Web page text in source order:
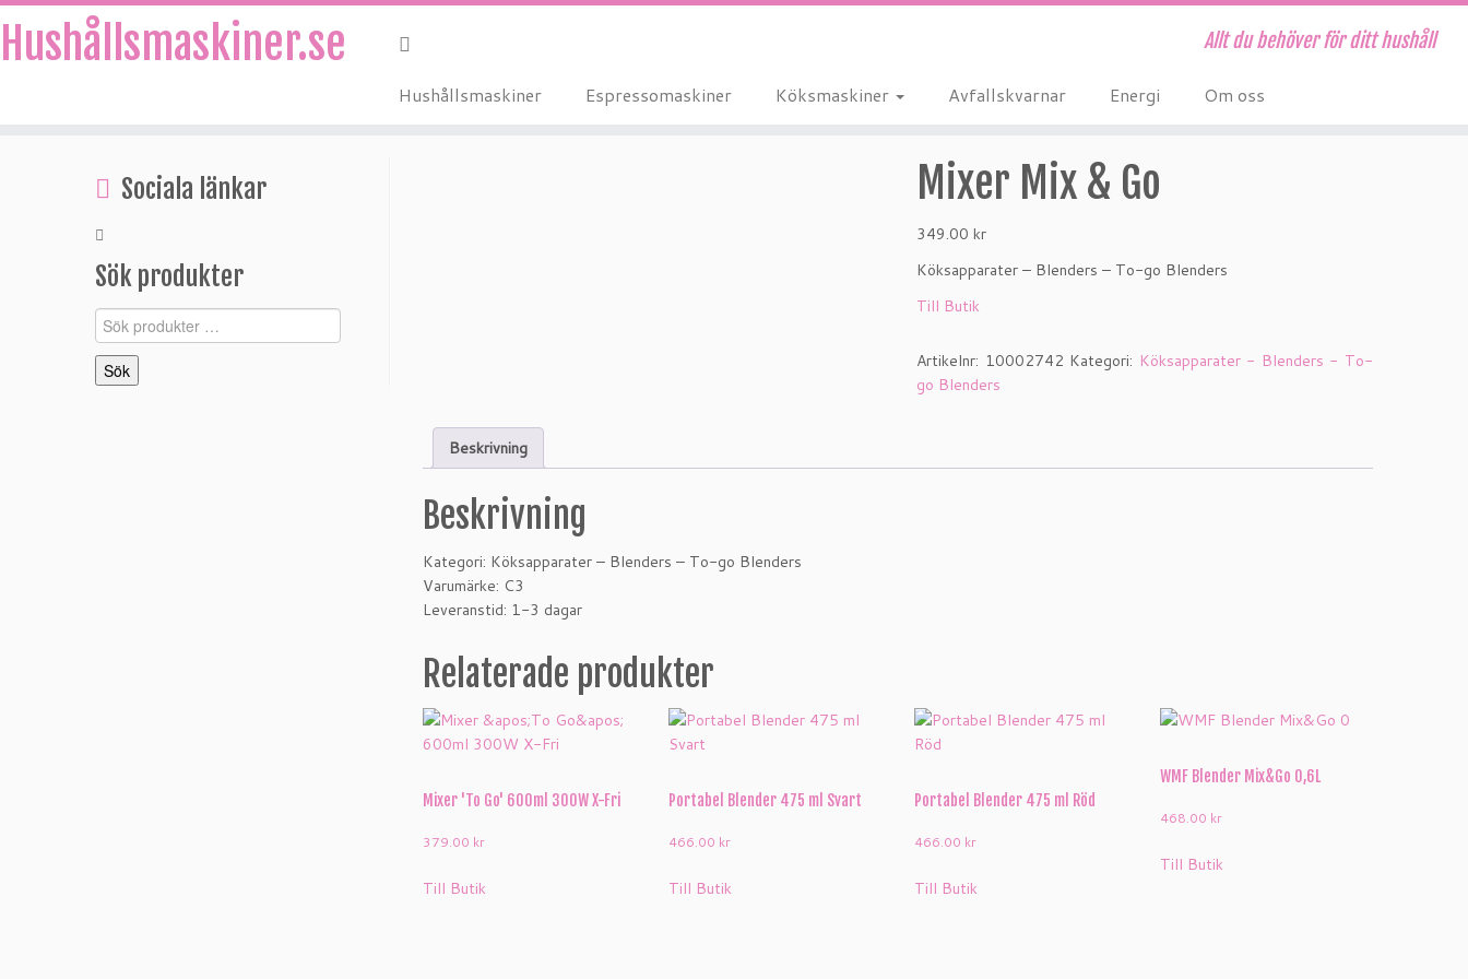
Hushållsmaskiner.se Allt du behöver för ditt hushåll
Hushållsmaskiner Espressomaskiner Köksmaskiner Avfallskvarnar Energi Om oss
Sociala länkar
Sök produkter
Sök
efter:
Sök
Mixer Mix & Go
349.00 kr
Köksapparater – Blenders – To-go Blenders
Till Butik
Artikelnr: 10002742 Kategori: Köksapparater - Blenders - To-
go Blenders
Beskrivning
Beskrivning
Kategori: Köksapparater – Blenders – To-go Blenders
Varumärke: C3
Leveranstid: 1-3 dagar
Relaterade produkter
Mixer 'To Go' 600ml 300W X-Fri
379.00 kr
Till Butik
Portabel Blender 475 ml Svart
466.00 kr
Till Butik
Portabel Blender 475 ml Röd
466.00 kr
Till Butik
WMF Blender Mix&Go 0,6L
468.00 kr
Till Butik